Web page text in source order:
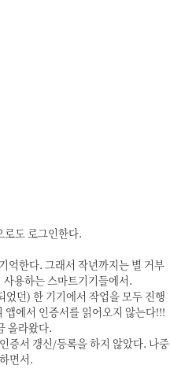
로도 로그인한다.
억한다. 그래서 작년까지는 별 거부
용하는 스마트기기들에서.
던) 한 기기에서 작업을 모두 진행
에서 인증서를 읽어오지 않는다!!!
올라왔다.
증서 갱신/등록을 하지 않았다. 나중
면서.